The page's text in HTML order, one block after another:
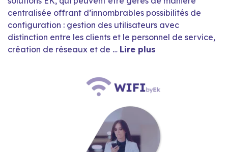
centralisée offrant d’innombrables possibilités de
configuration : gestion des utilisateurs avec
distinction entre les clients et le personnel de service,
création de réseaux et de … Lire plus